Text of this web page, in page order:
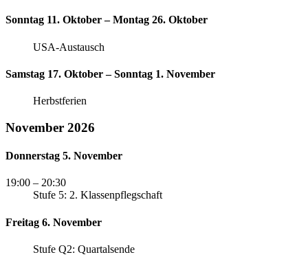
Sonntag 11. Oktober – Montag 26. Oktober
USA-Austausch
Samstag 17. Oktober – Sonntag 1. November
Herbstferien
November 2026
Donnerstag 5. November
19:00 – 20:30
Stufe 5: 2. Klassenpflegschaft
Freitag 6. November
Stufe Q2: Quartalsende